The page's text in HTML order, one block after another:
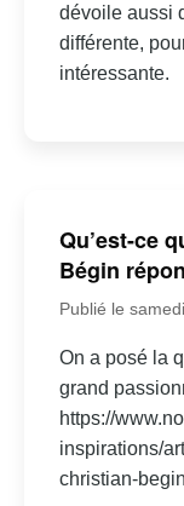
dévoile aussi
différente,
intéressante.
Qu’est-ce
Bégin
Publié le
On a posé la
grand
https://
inspirations/
christian-